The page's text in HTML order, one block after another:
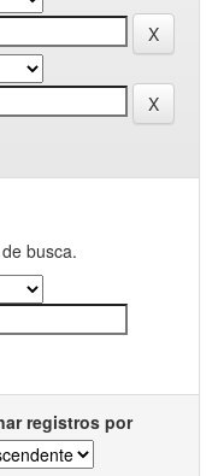
busca.
registros por